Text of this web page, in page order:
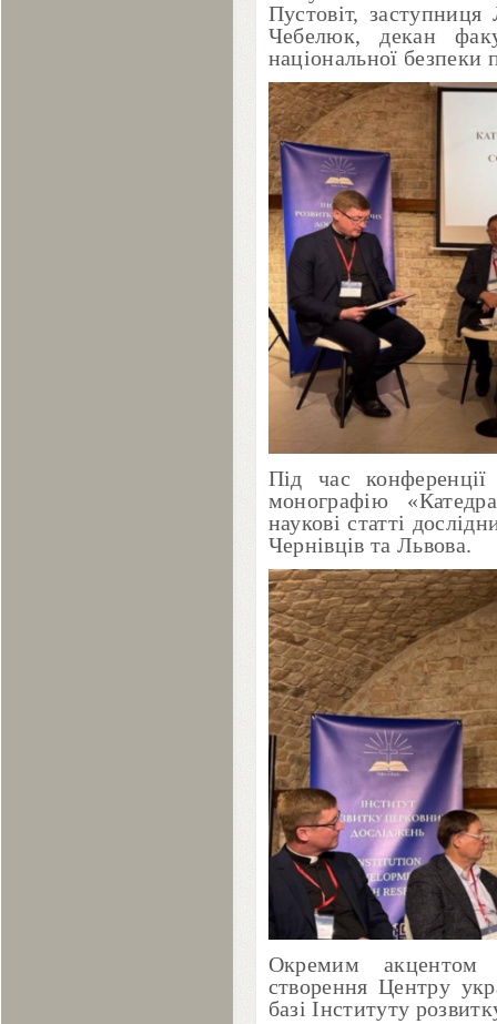
Пустовіт,
Чебелюк, декан
національної
Під час
монографію
наукові статті
Чернівців та Львова.
Окремим акцентом
створення Центру
базі Інституту